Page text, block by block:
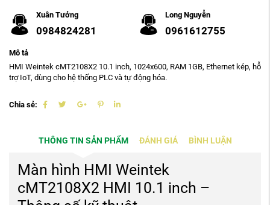
Xuân Tưởng
0984824281
Long Nguyễn
0961612755
Mô tả
HMI Weintek cMT2108X2 10.1 inch, 1024x600, RAM 1GB, Ethernet kép, hỗ
trợ IoT, dùng cho hệ thống PLC và tự động hóa.
Chia sẻ:
THÔNG TIN SẢN PHẨM ĐÁNH GIÁ BÌNH LUẬN
Màn hình HMI Weintek
cMT2108X2 HMI 10.1 inch –